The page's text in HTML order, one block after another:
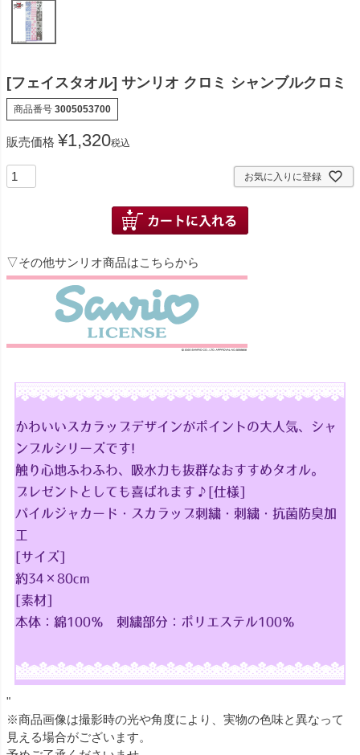
[フェイスタオル] サンリオ クロミ シャンブルクロミ
商品番号 3005053700
販売価格 ¥1,320税込
お気に入りに登録
▽その他サンリオ商品はこちらから
かわいいスカラップデザインがポイントの大人気、シャ
ンブルシリーズです!
触り心地ふわふわ、吸水力も抜群なおすすめタオル。
プレゼントとしても喜ばれます♪[仕様]
パイルジャカード・スカラップ刺繍・刺繍・抗菌防臭加
工
[サイズ]
約34×80cm
[素材]
本体：綿100％ 刺繍部分：ポリエステル100％
"
※商品画像は撮影時の光や角度により、実物の色味と異なって
見える場合がございます。